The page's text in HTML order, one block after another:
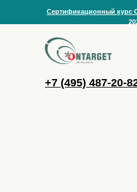
+7 (495) 487-20-
Сертификационный курс